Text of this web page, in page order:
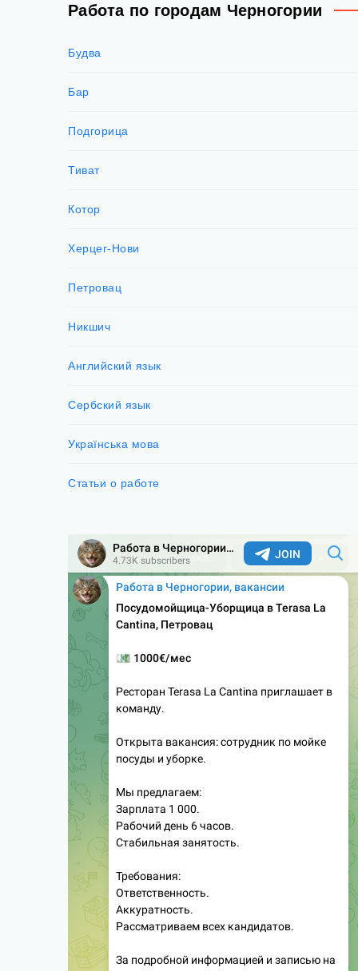
Работа по городам Черногории
Будва
Бар
Подгорица
Тиват
Котор
Херцег-Нови
Петровац
Никшич
Английский язык
Сербский язык
Українська мова
Статьи о работе